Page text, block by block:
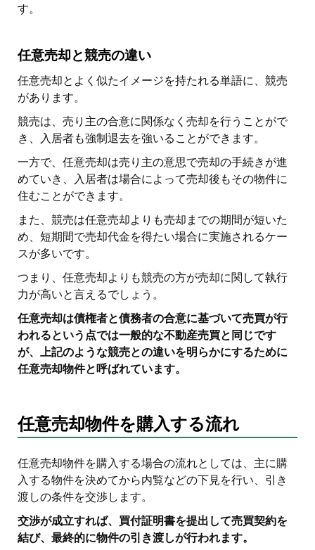
す。
任意売却と競売の違い
任意売却とよく似たイメージを持たれる単語に、競売
があります。
競売は、売り主の合意に関係なく売却を行うことがで
き、入居者も強制退去を強いることができます。
一方で、任意売却は売り主の意思で売却の手続きが進
めていき、入居者は場合によって売却後もその物件に
住むことができます。
また、競売は任意売却よりも売却までの期間が短いた
め、短期間で売却代金を得たい場合に実施されるケー
スが多いです。
つまり、任意売却よりも競売の方が売却に関して執行
力が高いと言えるでしょう。
任意売却は債権者と債務者の合意に基づいて売買が行
われるという点では一般的な不動産売買と同じです
が、上記のような競売との違いを明らかにするために
任意売却物件と呼ばれています。
任意売却物件を購入する流れ
任意売却物件を購入する場合の流れとしては、主に購
入する物件を決めてから内覧などの下見を行い、引き
渡しの条件を交渉します。
交渉が成立すれば、買付証明書を提出して売買契約を
結び、最終的に物件の引き渡しが行われます。